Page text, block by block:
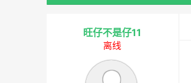
旺仔不是仔11
离线